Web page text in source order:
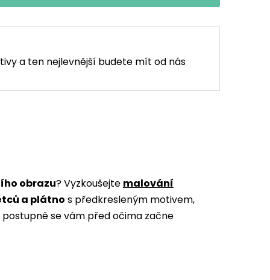
a ten nejlevnější budete mít od nás
obrazu? Vyzkoušejte malování
a plátno s předkresleným motivem,
se vám před očima začne